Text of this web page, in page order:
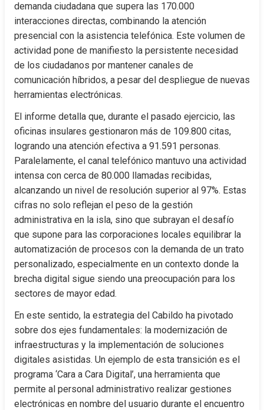
demanda ciudadana que supera las 170.000
interacciones directas, combinando la atención
presencial con la asistencia telefónica. Este volumen de
actividad pone de manifiesto la persistente necesidad
de los ciudadanos por mantener canales de
comunicación híbridos, a pesar del despliegue de nuevas
herramientas electrónicas.
El informe detalla que, durante el pasado ejercicio, las
oficinas insulares gestionaron más de 109.800 citas,
logrando una atención efectiva a 91.591 personas.
Paralelamente, el canal telefónico mantuvo una actividad
intensa con cerca de 80.000 llamadas recibidas,
alcanzando un nivel de resolución superior al 97%. Estas
cifras no solo reflejan el peso de la gestión
administrativa en la isla, sino que subrayan el desafío
que supone para las corporaciones locales equilibrar la
automatización de procesos con la demanda de un trato
personalizado, especialmente en un contexto donde la
brecha digital sigue siendo una preocupación para los
sectores de mayor edad.
En este sentido, la estrategia del Cabildo ha pivotado
sobre dos ejes fundamentales: la modernización de
infraestructuras y la implementación de soluciones
digitales asistidas. Un ejemplo de esta transición es el
programa ‘Cara a Cara Digital’, una herramienta que
permite al personal administrativo realizar gestiones
electrónicas en nombre del usuario durante el encuentro